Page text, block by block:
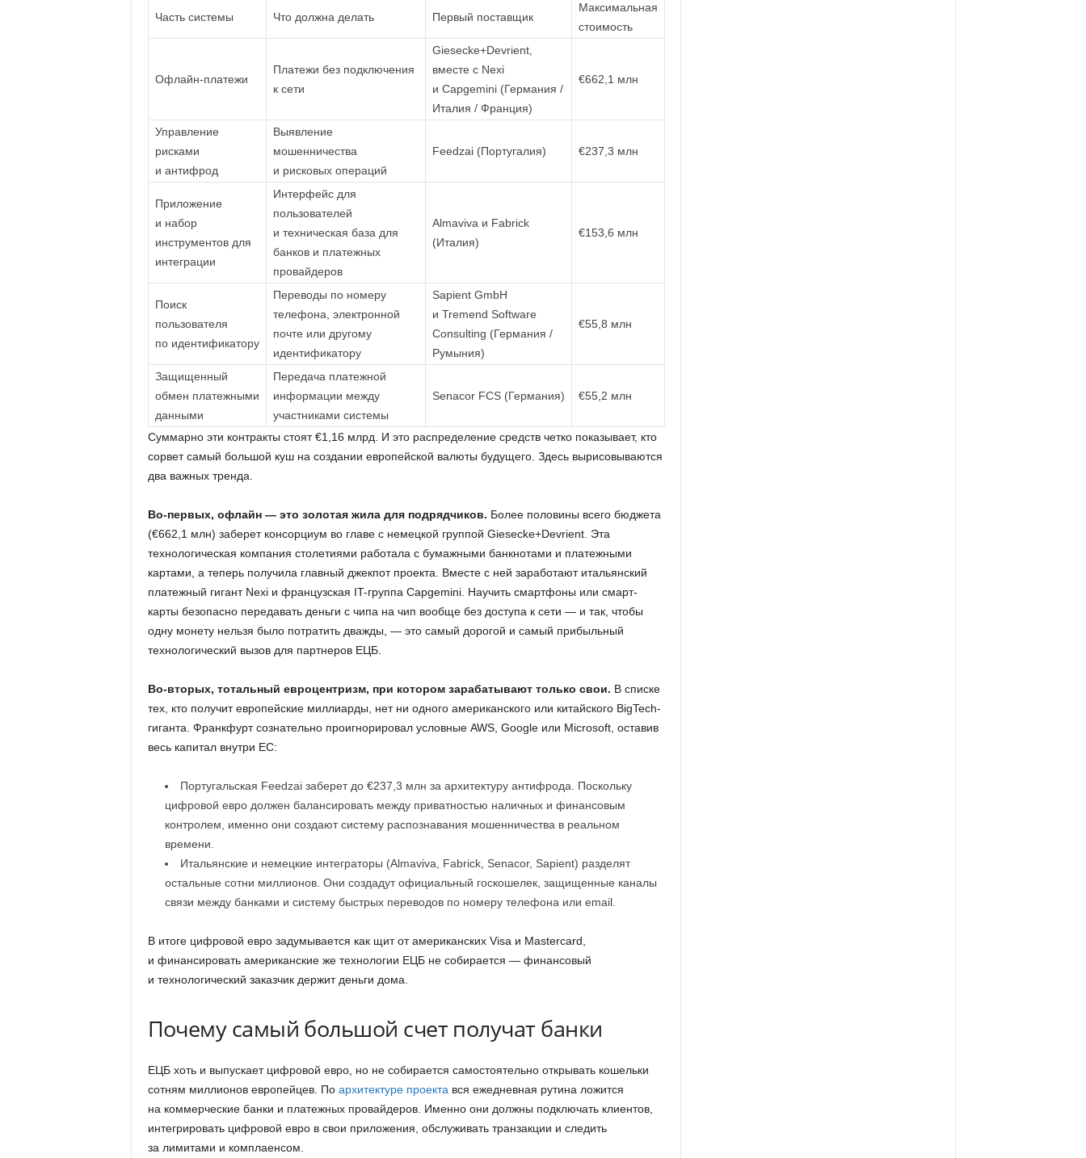
Часть системы Что должна делать Первый поставщик
Максимальная
стоимость
Офлайн-платежи
Платежи без подключения
к сети
Giesecke+Devrient,
вместе с Nexi
и Capgemini (Германия /
Италия / Франция)
€662,1 млн
Управление
рисками
и антифрод
Выявление
мошенничества
и рисковых операций
Feedzai (Португалия) €237,3 млн
Приложение
и набор
инструментов для
интеграции
Интерфейс для
пользователей
и техническая база для
банков и платежных
провайдеров
Almaviva и Fabrick
(Италия)
€153,6 млн
Поиск
пользователя
по идентификатору
Переводы по номеру
телефона, электронной
почте или другому
идентификатору
Sapient GmbH
и Tremend Software
Consulting (Германия /
Румыния)
€55,8 млн
Защищенный
обмен платежными
данными
Передача платежной
информации между
участниками системы
Senacor FCS (Германия) €55,2 млн
Суммарно эти контракты стоят €1,16 млрд. И это распределение средств четко показывает, кто
сорвет самый большой куш на создании европейской валюты будущего. Здесь вырисовываются
два важных тренда.
Во-первых, офлайн — это золотая жила для подрядчиков. Более половины всего бюджета
(€662,1 млн) заберет консорциум во главе с немецкой группой Giesecke+Devrient. Эта
технологическая компания столетиями работала с бумажными банкнотами и платежными
картами, а теперь получила главный джекпот проекта. Вместе с ней заработают итальянский
платежный гигант Nexi и французская IT-группа Capgemini. Научить смартфоны или смарт-
карты безопасно передавать деньги с чипа на чип вообще без доступа к сети — и так, чтобы
одну монету нельзя было потратить дважды, — это самый дорогой и самый прибыльный
технологический вызов для партнеров ЕЦБ.
Во-вторых, тотальный евроцентризм, при котором зарабатывают только свои. В списке
тех, кто получит европейские миллиарды, нет ни одного американского или китайского BigTech-
гиганта. Франкфурт сознательно проигнорировал условные AWS, Google или Microsoft, оставив
весь капитал внутри ЕС:
Португальская Feedzai заберет до €237,3 млн за архитектуру антифрода. Поскольку
цифровой евро должен балансировать между приватностью наличных и финансовым
контролем, именно они создают систему распознавания мошенничества в реальном
времени.
Итальянские и немецкие интеграторы (Almaviva, Fabrick, Senacor, Sapient) разделят
остальные сотни миллионов. Они создадут официальный госкошелек, защищенные каналы
связи между банками и систему быстрых переводов по номеру телефона или email.
В итоге цифровой евро задумывается как щит от американских Visa и Mastercard,
и финансировать американские же технологии ЕЦБ не собирается — финансовый
и технологический заказчик держит деньги дома.
Почему самый большой счет получат банки
ЕЦБ хоть и выпускает цифровой евро, но не собирается самостоятельно открывать кошельки
сотням миллионов европейцев. По архитектуре проекта вся ежедневная рутина ложится
на коммерческие банки и платежных провайдеров. Именно они должны подключать клиентов,
интегрировать цифровой евро в свои приложения, обслуживать транзакции и следить
за лимитами и комплаенсом.